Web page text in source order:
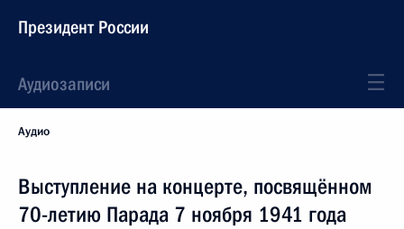
Президент России
Аудиозаписи
Аудио
Выступление на концерте, посвящённом
70-летию Парада 7 ноября 1941 года